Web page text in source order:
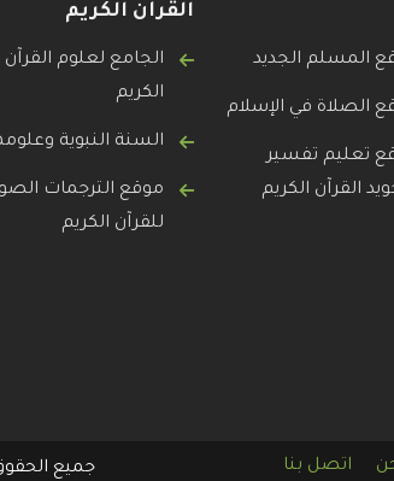
المسلم الجديد
الصلاة في الإسلام
تعليم تفسير
القرآن الكريم
القرآن الكريم
الجامع لعلوم القرآن
الكريم
السنة النبوية
موقع الترجمات
للقرآن الكريم
اتصل بنا جميع